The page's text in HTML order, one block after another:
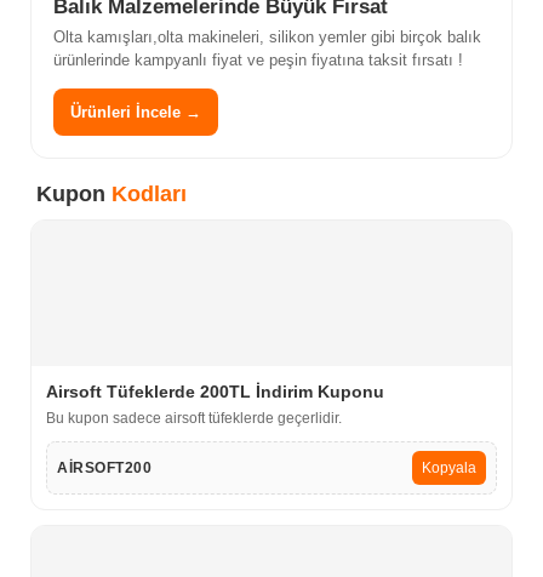
Balık Malzemelerinde Büyük Fırsat
Olta kamışları,olta makineleri, silikon yemler gibi birçok balık
ürünlerinde kampyanlı fiyat ve peşin fiyatına taksit fırsatı !
Ürünleri İncele →
Kupon Kodları
Airsoft Tüfeklerde 200TL İndirim Kuponu
Bu kupon sadece airsoft tüfeklerde geçerlidir.
AİRSOFT200 Kopyala